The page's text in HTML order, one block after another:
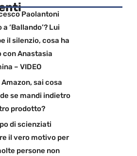
Paolantoni
a ‘Ballando’? Lui
il silenzio, cosa ha
con Anastasia
– VIDEO
Amazon, sai cosa
se mandi indietro
prodotto?
di scienziati
il vero motivo per
persone non